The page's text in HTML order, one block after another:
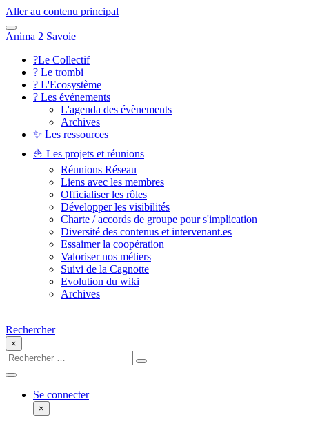
Aller au contenu principal
Anima 2 Savoie
?️Le Collectif
? Le trombi
? L'Ecosystème
? Les événements
L'agenda des évènements
Archives
✨ Les ressources
⛵ Les projets et réunions
Réunions Réseau
Liens avec les membres
Officialiser les rôles
Développer les visibilités
Charte / accords de groupe pour s'implication
Diversité des contenus et intervenant.es
Essaimer la coopération
Valoriser nos métiers
Suivi de la Cagnotte
Evolution du wiki
Archives
Rechercher
×
Se connecter
×